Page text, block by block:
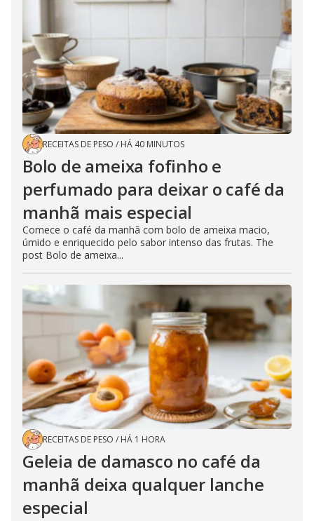
RECEITAS DE PESO / HÁ 40 MINUTOS
Bolo de ameixa fofinho e
perfumado para deixar o café da
manhã mais especial
Comece o café da manhã com bolo de ameixa macio,
úmido e enriquecido pelo sabor intenso das frutas. The
post Bolo de ameixa...
RECEITAS DE PESO / HÁ 1 HORA
Geleia de damasco no café da
manhã deixa qualquer lanche
especial